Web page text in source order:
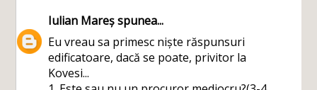
Iulian Mareșspunea...
Eu vreau sa primesc niște răspunsuri
edificatoare, dacă se poate, privitor la
Kovesi...